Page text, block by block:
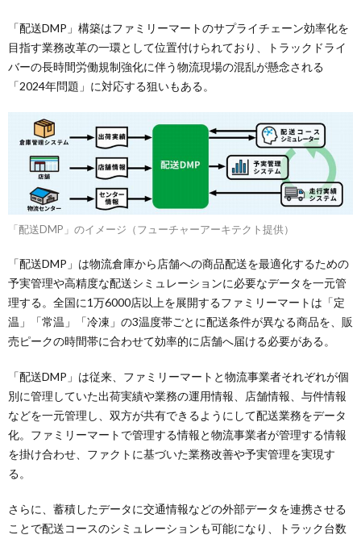
「配送DMP」構築はファミリーマートのサプライチェーン効率化を
目指す業務改革の一環として位置付けられており、トラックドライ
バーの長時間労働規制強化に伴う物流現場の混乱が懸念される
「2024年問題」に対応する狙いもある。
「配送DMP」のイメージ（フューチャーアーキテクト提供）
「配送DMP」は物流倉庫から店舗への商品配送を最適化するための
予実管理や高精度な配送シミュレーションに必要なデータを一元管
理する。全国に1万6000店以上を展開するファミリーマートは「定
温」「常温」「冷凍」の3温度帯ごとに配送条件が異なる商品を、販
売ピークの時間帯に合わせて効率的に店舗へ届ける必要がある。
「配送DMP」は従来、ファミリーマートと物流事業者それぞれが個
別に管理していた出荷実績や業務の運用情報、店舗情報、与件情報
などを一元管理し、双方が共有できるようにして配送業務をデータ
化。ファミリーマートで管理する情報と物流事業者が管理する情報
を掛け合わせ、ファクトに基づいた業務改善や予実管理を実現す
る。
さらに、蓄積したデータに交通情報などの外部データを連携させる
ことで配送コースのシミュレーションも可能になり、トラック台数